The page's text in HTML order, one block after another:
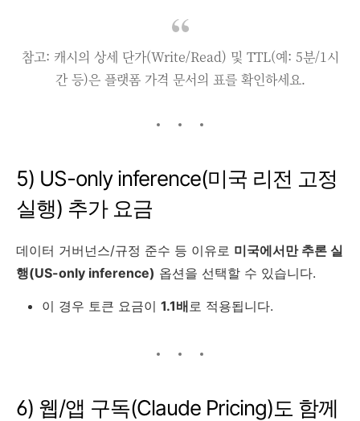
참고: 캐시의 상세 단가(Write/Read) 및 TTL(예: 5분/1시
간 등)은 플랫폼 가격 문서의 표를 확인하세요.
5) US-only inference(미국 리전 고정
실행) 추가 요금
데이터 거버넌스/규정 준수 등 이유로 미국에서만 추론 실
행(US-only inference) 옵션을 선택할 수 있습니다.
이 경우 토큰 요금이 1.1배 로 적용됩니다.
6) 웹/앱 구독(Claude Pricing)도 함께